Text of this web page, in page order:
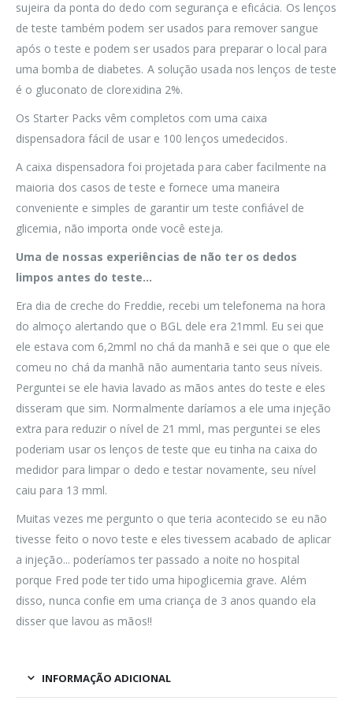
sujeira da ponta do dedo com segurança e eficácia. Os lenços
de teste também podem ser usados para remover sangue
após o teste e podem ser usados para preparar o local para
uma bomba de diabetes. A solução usada nos lenços de teste
é o gluconato de clorexidina 2%.
Os Starter Packs vêm completos com uma caixa
dispensadora fácil de usar e 100 lenços umedecidos.
A caixa dispensadora foi projetada para caber facilmente na
maioria dos casos de teste e fornece uma maneira
conveniente e simples de garantir um teste confiável de
glicemia, não importa onde você esteja.
Uma de nossas experiências de não ter os dedos
limpos antes do teste…
Era dia de creche do Freddie, recebi um telefonema na hora
do almoço alertando que o BGL dele era 21mml. Eu sei que
ele estava com 6,2mml no chá da manhã e sei que o que ele
comeu no chá da manhã não aumentaria tanto seus níveis.
Perguntei se ele havia lavado as mãos antes do teste e eles
disseram que sim. Normalmente daríamos a ele uma injeção
extra para reduzir o nível de 21 mml, mas perguntei se eles
poderiam usar os lenços de teste que eu tinha na caixa do
medidor para limpar o dedo e testar novamente, seu nível
caiu para 13 mml.
Muitas vezes me pergunto o que teria acontecido se eu não
tivesse feito o novo teste e eles tivessem acabado de aplicar
a injeção... poderíamos ter passado a noite no hospital
porque Fred pode ter tido uma hipoglicemia grave. Além
disso, nunca confie em uma criança de 3 anos quando ela
disser que lavou as mãos!!
INFORMAÇÃO ADICIONAL